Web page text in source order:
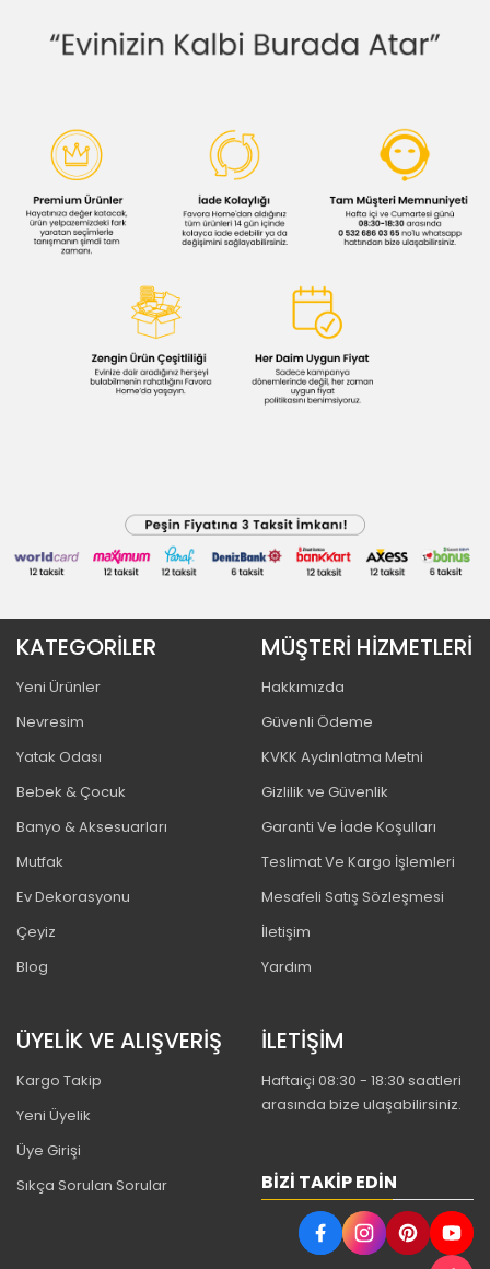
KATEGORİLER
Yeni Ürünler
Nevresim
Yatak Odası
Bebek & Çocuk
Banyo & Aksesuarları
Mutfak
Ev Dekorasyonu
Çeyiz
Blog
MÜŞTERİ HİZMETLERİ
Hakkımızda
Güvenli Ödeme
KVKK Aydınlatma Metni
Gizlilik ve Güvenlik
Garanti Ve İade Koşulları
Teslimat Ve Kargo İşlemleri
Mesafeli Satış Sözleşmesi
İletişim
Yardım
ÜYELİK VE ALIŞVERİŞ
Kargo Takip
Yeni Üyelik
Üye Girişi
Sıkça Sorulan Sorular
İLETİŞİM
Haftaiçi 08:30 - 18:30 saatleri
arasında bize ulaşabilirsiniz.
BIZI TAKIP EDIN